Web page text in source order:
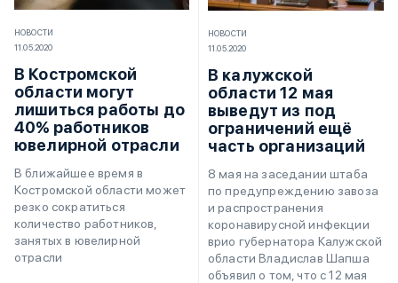
НОВОСТИ
11.05.2020
В Костромской
области могут
лишиться работы до
40% работников
ювелирной отрасли
В ближайшее время в
Костромской области может
резко сократиться
количество работников,
занятых в ювелирной
отрасли
НОВОСТИ
11.05.2020
В калужской
области 12 мая
выведут из под
ограничений ещё
часть организаций
8 мая на заседании штаба
по предупреждению завоза
и распространения
коронавирусной инфекции
врио губернатора Калужской
области Владислав Шапша
объявил о том, что с 12 мая